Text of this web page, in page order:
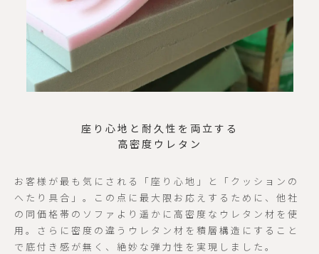
座り心地と耐久性を両立する
高密度ウレタン
お客様が最も気にされる「座り心地」と「クッションの
へたり具合」。この点に最大限お応えするために、他社
の同価格帯のソファより遥かに高密度なウレタン材を使
用。さらに密度の違うウレタン材を積層構造にすること
で底付き感が無く、絶妙な弾力性を実現しました。